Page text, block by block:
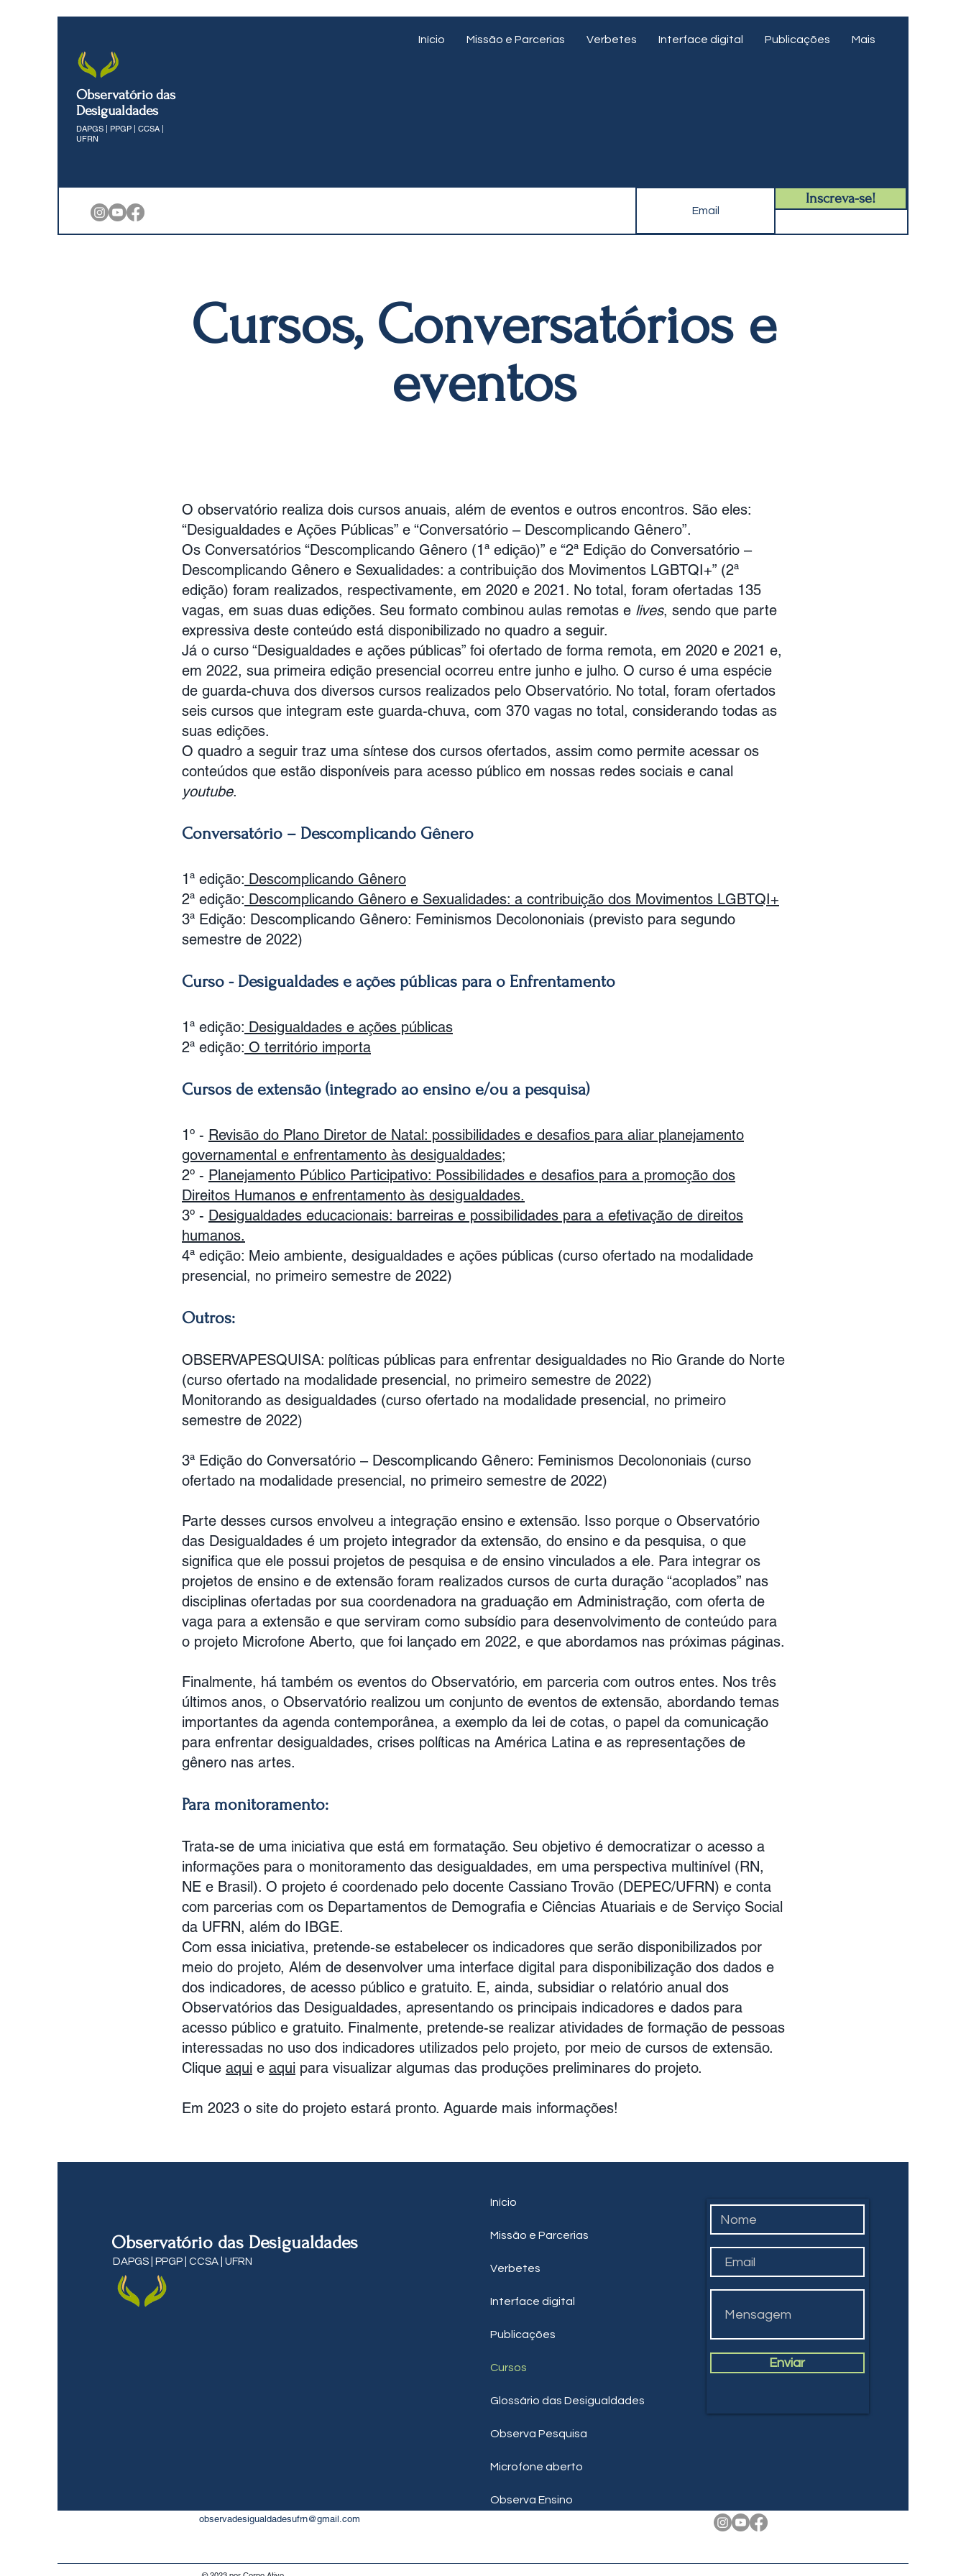
Observatório das
Desigualdades
DAPGS | PPGP | CCSA |
UFRN
Início Missão e Parcerias Verbetes Interface digital Publicações Mais
Inscreva-se!
Cursos, Conversatórios e
eventos
O observatório realiza dois cursos anuais, além de eventos e outros encontros. São eles:
“Desigualdades e Ações Públicas” e “Conversatório – Descomplicando Gênero”.
Os Conversatórios “Descomplicando Gênero (1ª edição)” e “2ª Edição do Conversatório –
Descomplicando Gênero e Sexualidades: a contribuição dos Movimentos LGBTQI+” (2ª
edição) foram realizados, respectivamente, em 2020 e 2021. No total, foram ofertadas 135
vagas, em suas duas edições. Seu formato combinou aulas remotas e lives, sendo que parte
expressiva deste conteúdo está disponibilizado no quadro a seguir.
Já o curso “Desigualdades e ações públicas” foi ofertado de forma remota, em 2020 e 2021 e,
em 2022, sua primeira edição presencial ocorreu entre junho e julho. O curso é uma espécie
de guarda-chuva dos diversos cursos realizados pelo Observatório. No total, foram ofertados
seis cursos que integram este guarda-chuva, com 370 vagas no total, considerando todas as
suas edições.
O quadro a seguir traz uma síntese dos cursos ofertados, assim como permite acessar os
conteúdos que estão disponíveis para acesso público em nossas redes sociais e canal
youtube.
Conversatório – Descomplicando Gênero
1ª edição: Descomplicando Gênero
2ª edição: Descomplicando Gênero e Sexualidades: a contribuição dos Movimentos LGBTQI+
3ª Edição: Descomplicando Gênero: Feminismos Decolononiais (previsto para segundo
semestre de 2022)
Curso - Desigualdades e ações públicas para o Enfrentamento
1ª edição: Desigualdades e ações públicas
2ª edição: O território importa
Cursos de extensão (integrado ao ensino e/ou a pesquisa)
1º - Revisão do Plano Diretor de Natal: possibilidades e desafios para aliar planejamento
governamental e enfrentamento às desigualdades;
2º - Planejamento Público Participativo: Possibilidades e desafios para a promoção dos
Direitos Humanos e enfrentamento às desigualdades.
3º - Desigualdades educacionais: barreiras e possibilidades para a efetivação de direitos
humanos.
4ª edição: Meio ambiente, desigualdades e ações públicas (curso ofertado na modalidade
presencial, no primeiro semestre de 2022)
Outros:
OBSERVAPESQUISA: políticas públicas para enfrentar desigualdades no Rio Grande do Norte
(curso ofertado na modalidade presencial, no primeiro semestre de 2022)
Monitorando as desigualdades (curso ofertado na modalidade presencial, no primeiro
semestre de 2022)
3ª Edição do Conversatório – Descomplicando Gênero: Feminismos Decolononiais (curso
ofertado na modalidade presencial, no primeiro semestre de 2022)
Parte desses cursos envolveu a integração ensino e extensão. Isso porque o Observatório
das Desigualdades é um projeto integrador da extensão, do ensino e da pesquisa, o que
significa que ele possui projetos de pesquisa e de ensino vinculados a ele. Para integrar os
projetos de ensino e de extensão foram realizados cursos de curta duração “acoplados” nas
disciplinas ofertadas por sua coordenadora na graduação em Administração, com oferta de
vaga para a extensão e que serviram como subsídio para desenvolvimento de conteúdo para
o projeto Microfone Aberto, que foi lançado em 2022, e que abordamos nas próximas páginas.
Finalmente, há também os eventos do Observatório, em parceria com outros entes. Nos três
últimos anos, o Observatório realizou um conjunto de eventos de extensão, abordando temas
importantes da agenda contemporânea, a exemplo da lei de cotas, o papel da comunicação
para enfrentar desigualdades, crises políticas na América Latina e as representações de
gênero nas artes.
Para monitoramento:
Trata-se de uma iniciativa que está em formatação. Seu objetivo é democratizar o acesso a
informações para o monitoramento das desigualdades, em uma perspectiva multinível (RN,
NE e Brasil). O projeto é coordenado pelo docente Cassiano Trovão (DEPEC/UFRN) e conta
com parcerias com os Departamentos de Demografia e Ciências Atuariais e de Serviço Social
da UFRN, além do IBGE.
Com essa iniciativa, pretende-se estabelecer os indicadores que serão disponibilizados por
meio do projeto, Além de desenvolver uma interface digital para disponibilização dos dados e
dos indicadores, de acesso público e gratuito. E, ainda, subsidiar o relatório anual dos
Observatórios das Desigualdades, apresentando os principais indicadores e dados para
acesso público e gratuito. Finalmente, pretende-se realizar atividades de formação de pessoas
interessadas no uso dos indicadores utilizados pelo projeto, por meio de cursos de extensão.
Clique aqui e aqui para visualizar algumas das produções preliminares do projeto.
Em 2023 o site do projeto estará pronto. Aguarde mais informações!
Observatório das Desigualdades
DAPGS | PPGP | CCSA | UFRN
Enviar
observadesigualdadesufrn@gmail.com
Início
Missão e Parcerias
Verbetes
Interface digital
Publicações
Cursos
Glossário das Desigualdades
Observa Pesquisa
Microfone aberto
Observa Ensino